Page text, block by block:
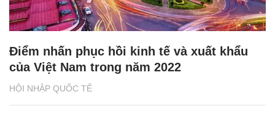
HỘI NHẬP QUỐC TẾ
Điểm nhấn phục hồi kinh tế và xuất khẩu
của Việt Nam trong năm 2022